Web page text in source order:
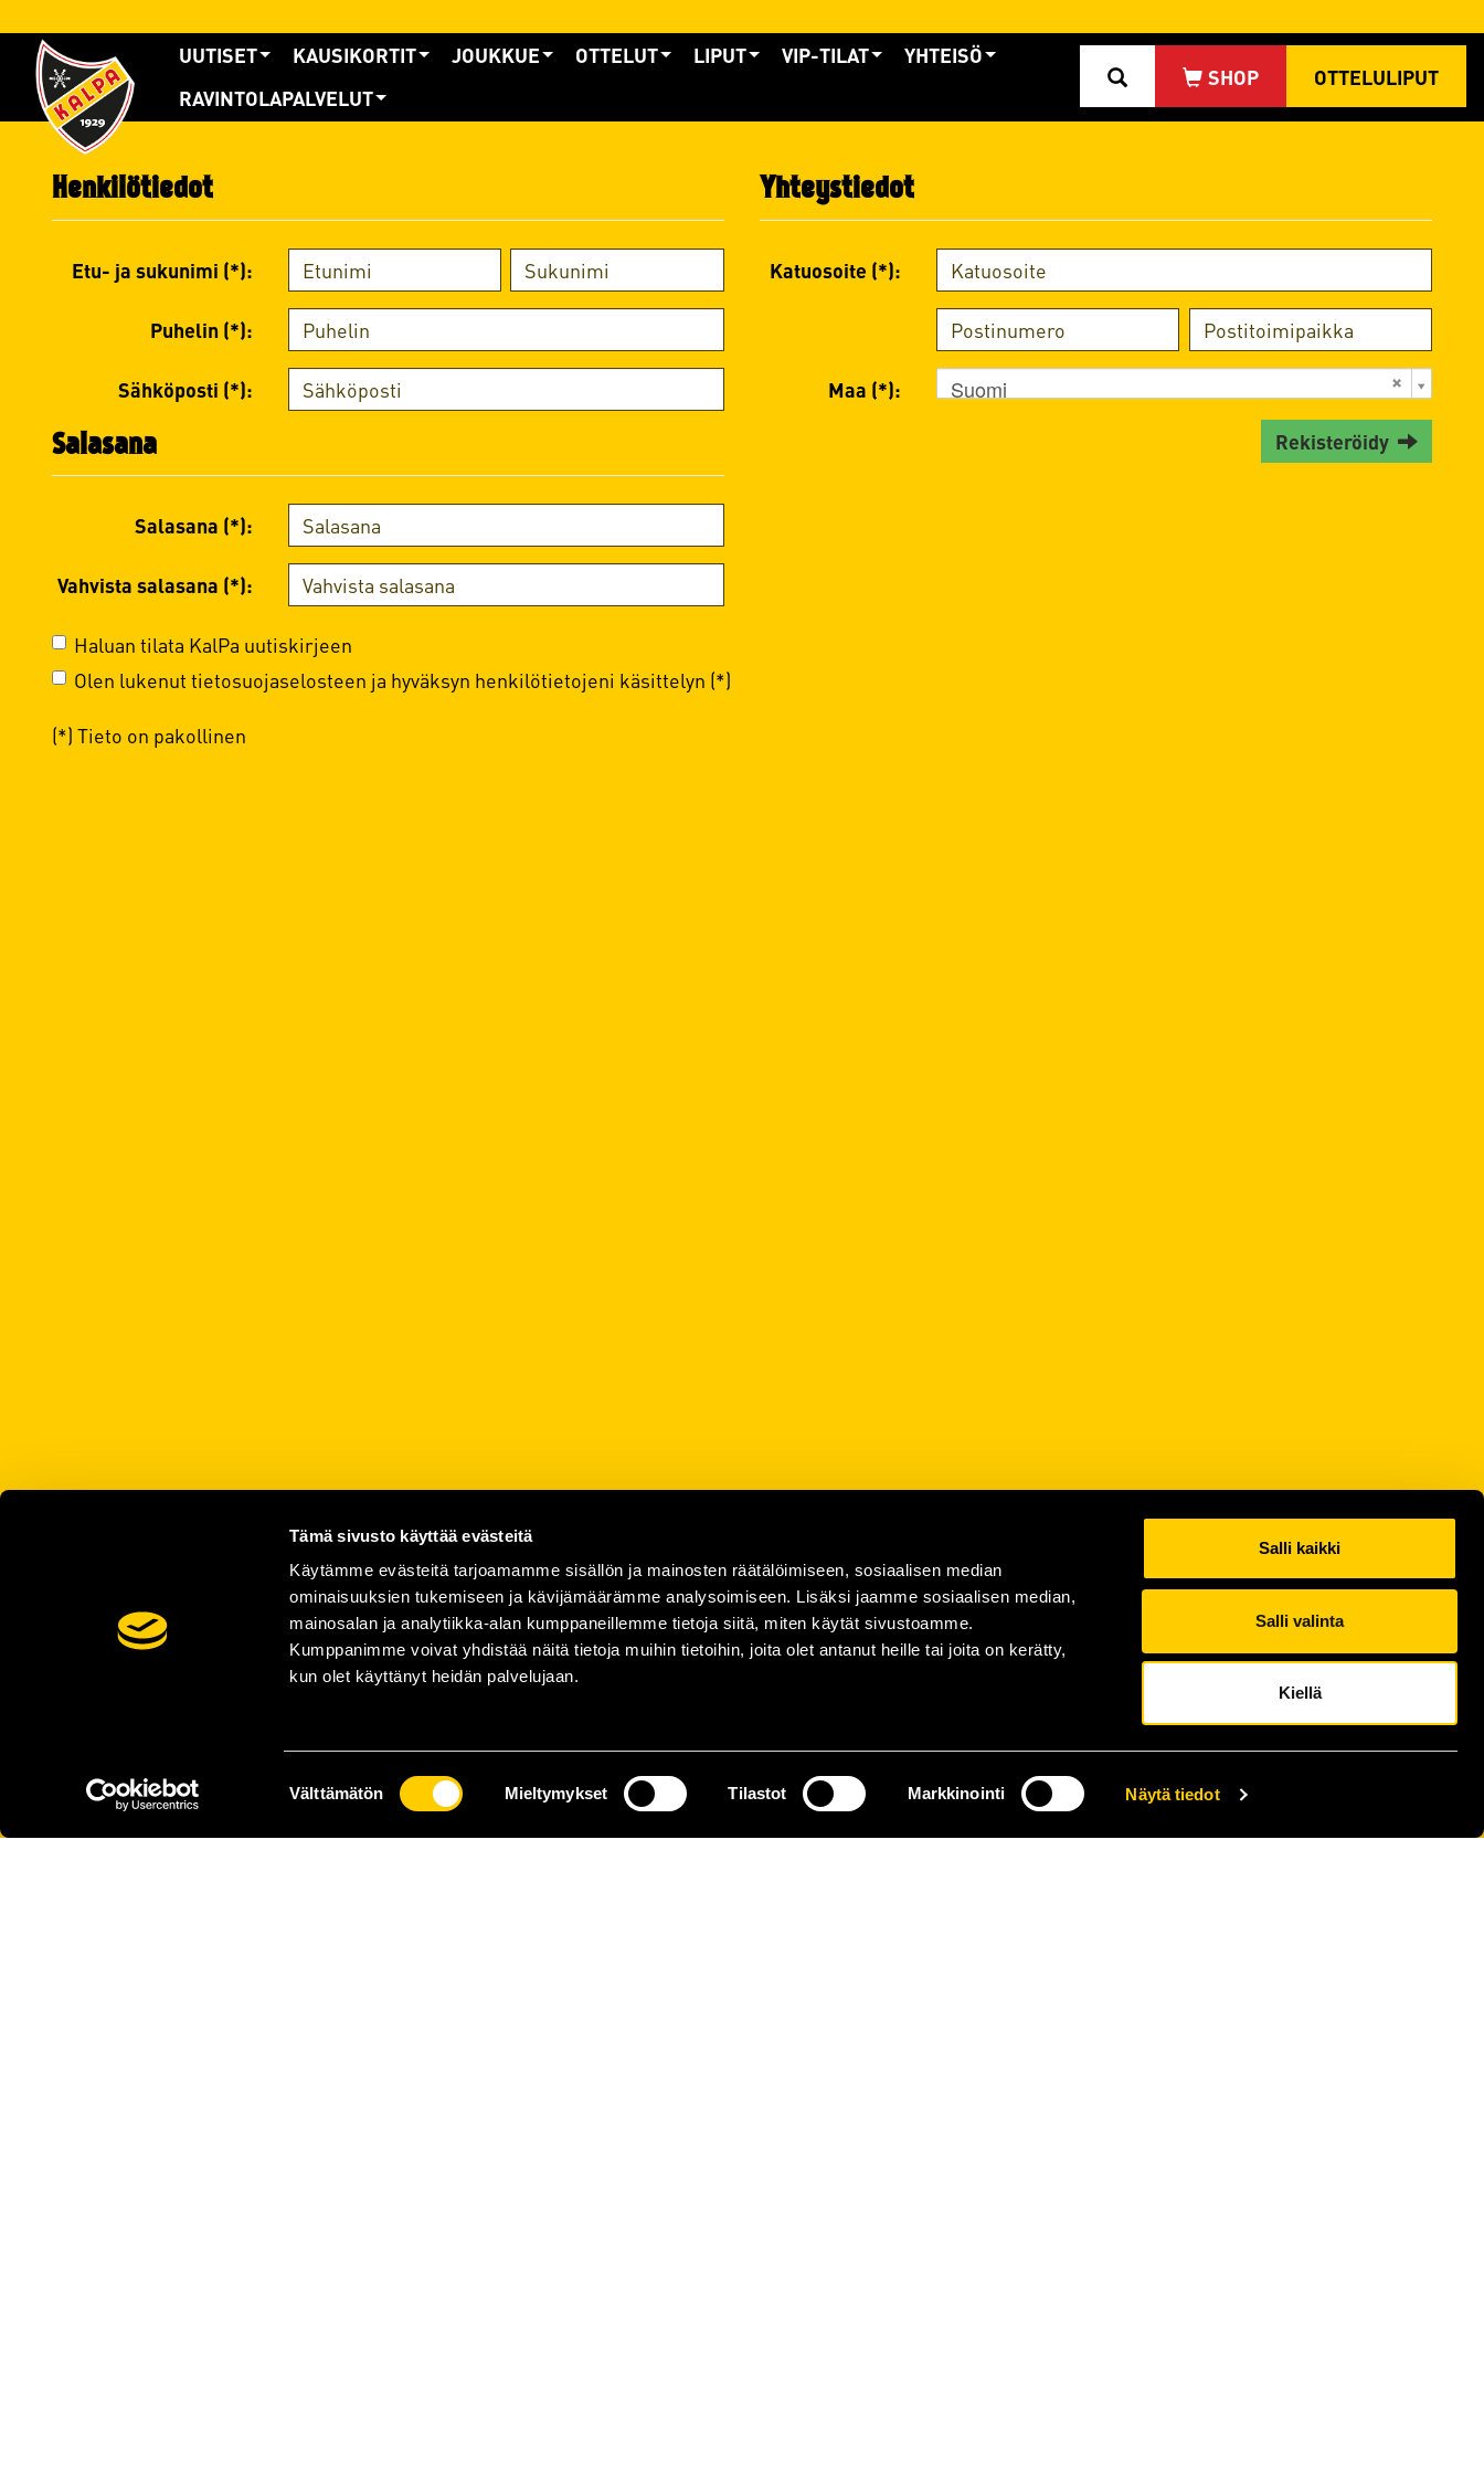
Tämä sivusto käyttää evästeitä
Käytämme evästeitä tarjoamamme sisällön ja mainosten räätälöimiseen, sosiaalisen median
ominaisuuksien tukemiseen ja kävijämäärämme analysoimiseen. Lisäksi jaamme sosiaalisen median,
mainosalan ja analytiikka-alan kumppaneillemme tietoja siitä, miten käytät sivustoamme.
Kumppanimme voivat yhdistää näitä tietoja muihin tietoihin, joita olet antanut heille tai joita on kerätty,
kun olet käyttänyt heidän palvelujaan.
Välttämätön Mieltymykset Tilastot Markkinointi Näytä tiedot
Salli kaikki
Salli valinta
Kiellä
OTTELULIPUT
UUTISET KAUSIKORTIT JOUKKUE OTTELUT LIPUT VIP-TILAT
YHTEISÖ
RAVINTOLAPALVELUT
Henkilötiedot
Etu- ja sukunimi (*):
Puhelin (*):
Sähköposti (*):
Salasana
Salasana (*):
Vahvista salasana (*):
Yhteystiedot
Katuosoite (*):
Maa (*): Suomi
Rekisteröidy
Haluan tilata KalPa uutiskirjeen
Olen lukenut tietosuojaselosteen ja hyväksyn henkilötietojeni käsittelyn (*)
(*) Tieto on pakollinen